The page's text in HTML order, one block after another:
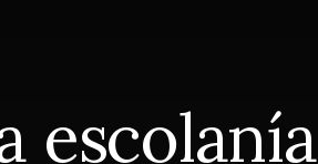
escolanía